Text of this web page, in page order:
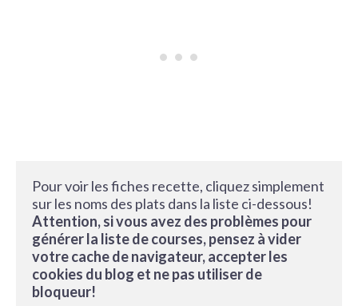
Pour voir les fiches recette, cliquez simplement
sur les noms des plats dans la liste ci-dessous!
Attention, si vous avez des problèmes pour
générer la liste de courses, pensez à vider
votre cache de navigateur, accepter les
cookies du blog et ne pas utiliser de
bloqueur!